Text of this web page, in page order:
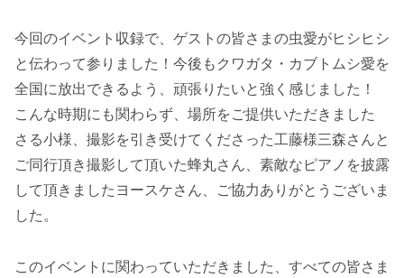
今回のイベント収録で、ゲストの皆さまの虫愛がヒシヒシ
と伝わって参りました！今後もクワガタ・カブトムシ愛を
全国に放出できるよう、頑張りたいと強く感じました！
こんな時期にも関わらず、場所をご提供いただきました
さる小様、撮影を引き受けてくださった工藤様三森さんと
ご同行頂き撮影して頂いた蜂丸さん、素敵なピアノを披露
して頂きましたヨースケさん、ご協力ありがとうございま
した。
このイベントに関わっていただきました、すべての皆さま